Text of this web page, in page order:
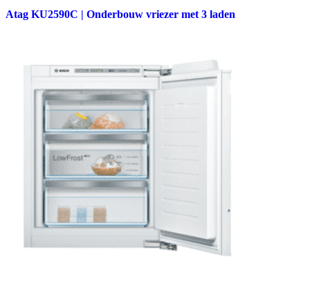
Atag KU2590C | Onderbouw vriezer met 3 laden